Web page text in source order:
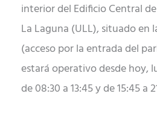
interior del Edificio Central
La Laguna (ULL), situado en
(acceso por la entrada del
estará operativo desde hoy,
de 08:30 a 13:45 y de 15:45 a